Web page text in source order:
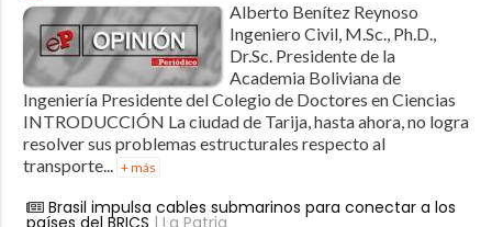
Alberto Benítez Reynoso
Ingeniero Civil, M.Sc., Ph.D.,
Dr.Sc. Presidente de la
Academia Boliviana de
Ingeniería Presidente del Colegio de Doctores en Ciencias
INTRODUCCIÓN La ciudad de Tarija, hasta ahora, no logra
resolver sus problemas estructurales respecto al
transporte... + más
Brasil impulsa cables submarinos para conectar a los